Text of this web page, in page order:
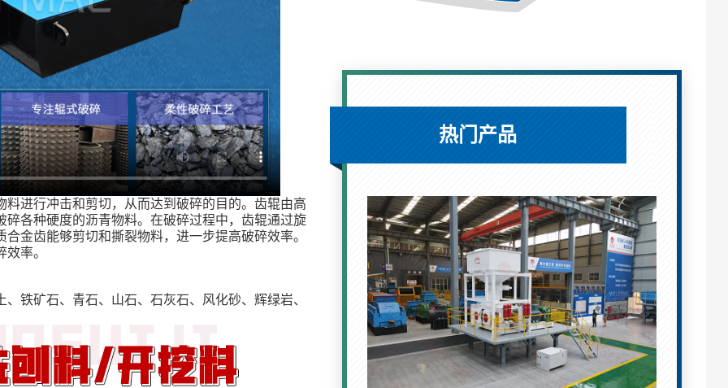
进行冲击和剪切，从而达到破碎的目的。齿辊由高
各种硬度的沥青物料。在破碎过程中，齿辊通过旋
金齿能够剪切和撕裂物料，进一步提高破碎效率。
率。
铁矿石、青石、山石、石灰石、风化砂、辉绿岩、
热门产品